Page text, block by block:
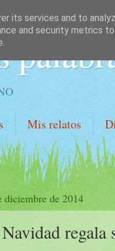
Mis relatos
diciembre de 2014
regala
its services and to
and security metrics